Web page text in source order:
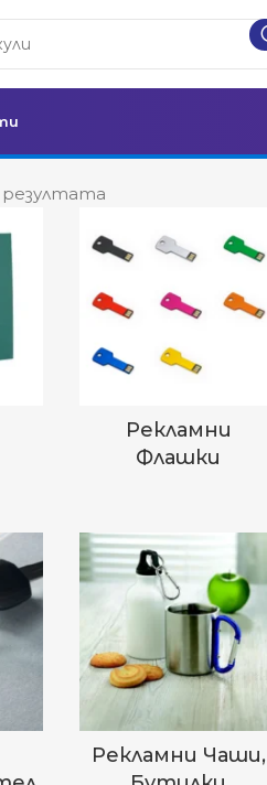
резултата
Рекламни
Флашки
Рекламни Чаши,